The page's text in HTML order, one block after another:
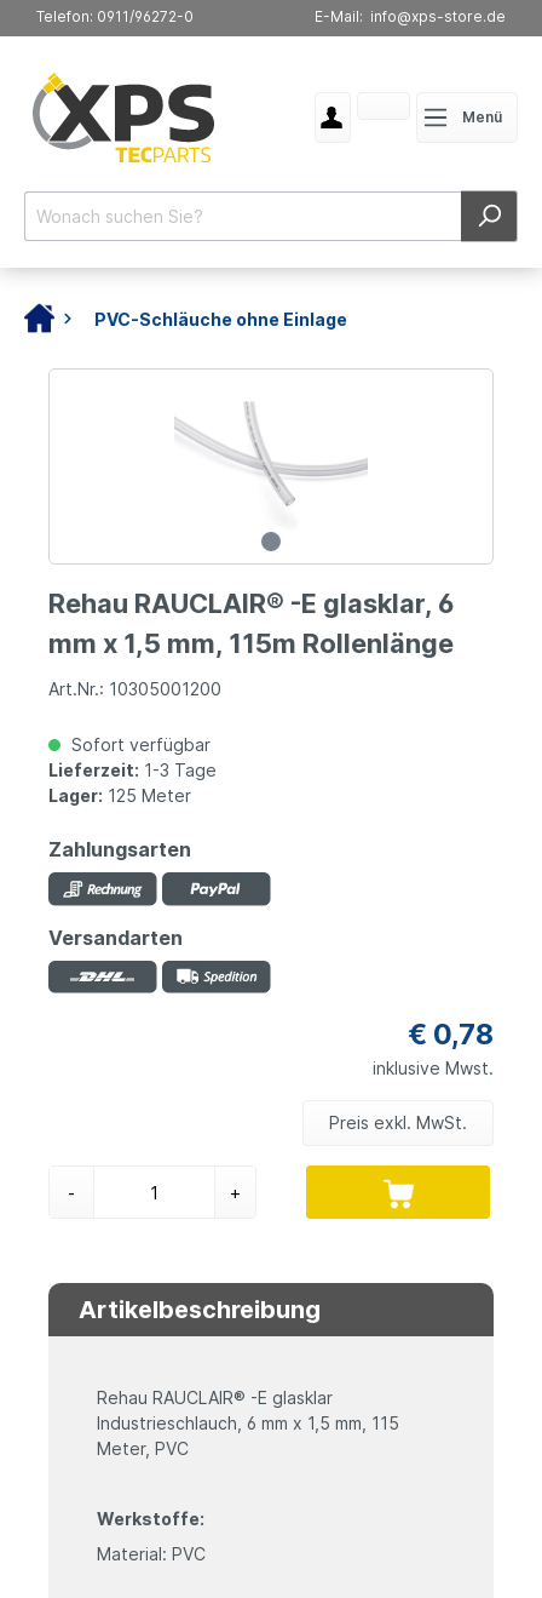
Telefon: 0911/96272-0 E-Mail: info@xps-store.de
Menü
PVC-Schläuche ohne Einlage
Rehau RAUCLAIR® -E glasklar, 6
mm x 1,5 mm, 115m Rollenlänge
Art.Nr.: 10305001200
Sofort verfügbar
Lieferzeit: 1-3 Tage
Lager: 125 Meter
Zahlungsarten
Versandarten
€ 0,78
inklusive Mwst.
Preis exkl. MwSt.
- +
Artikelbeschreibung
Rehau RAUCLAIR® -E glasklar
Industrieschlauch, 6 mm x 1,5 mm, 115
Meter, PVC
Werkstoffe:
Material: PVC